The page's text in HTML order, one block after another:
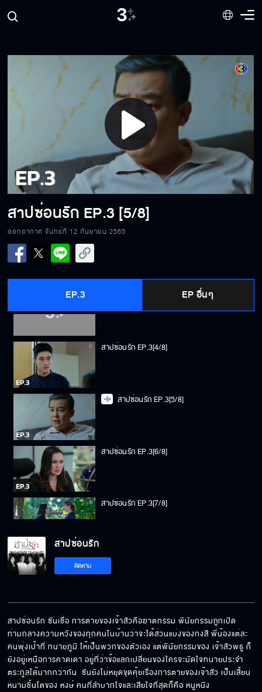
Play
Video
สาปซ่อนรัก EP.3 [5/8]
ออกอากาศ จันทร์ที่ 12 กันยายน 2565
EP.3 EP อื่นๆ
สาปซ่อนรัก EP.3[1/8]
สาปซ่อนรัก EP.3[4/8]
สาปซ่อนรัก EP.3[5/8]
สาปซ่อนรัก EP.3[6/8]
สาปซ่อนรัก EP.3[7/8]
สาปซ่อนรัก EP.3[8/8]
สาปซ่อนรัก
ติดตาม
สาปซ่อนรัก ซันเชื่อ การตายของเจ้าสัวคือฆาตกรรม พินัยกรรมถูกเปิด
ท่ามกลางความหวังของทุกคนในบ้านว่าจะได้ส่วนแบ่งของกงสี พี่น้องแต่ละ
คนพุ่งเป้าที่ ทนายภูมิ ให้เป็นพวกของตัวเอง แต่พินัยกรรมของ เจ้าสัวพธู ก็
ยังอยู่เหนือการคาดเดา อยู่ที่ว่าข้อแลกเปลี่ยนของใครจะมัดใจทนายประจำ
ตระกูลได้มากกว่ากัน  ซันยังไม่หยุดขุดคุ้ยเรื่องการตายของเจ้าสัว เป็นเสี้ยน
หนามชิ้นโตของ หงษ์ คนที่ลำบากใจและเสียใจที่สุดก็คือ หนูหนิง